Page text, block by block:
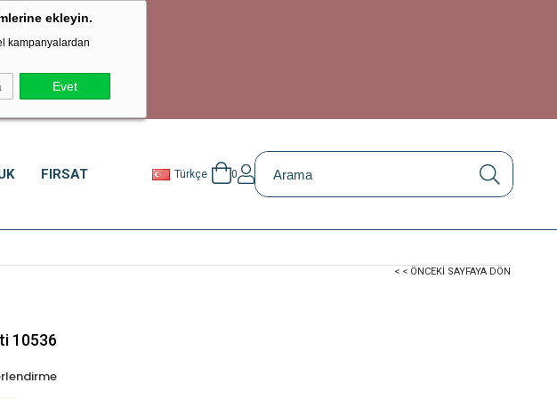
Kargo
ekleyin.
kampanyalardan
Evet
FIRSAT Türkçe 0
< < ÖNCEKI SAYFAYA DÖN
10536